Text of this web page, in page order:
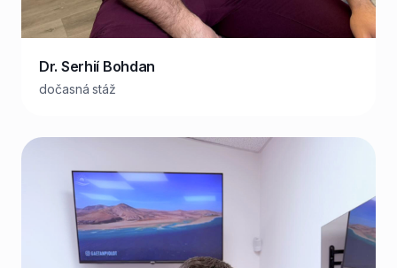
Dr. Serhií Bohdan
dočasná stáž